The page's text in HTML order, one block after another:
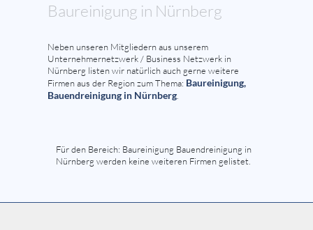
Baureinigung in Nürnberg
Neben unseren Mitgliedern aus unserem
Unternehmernetzwerk / Business Netzwerk in
Nürnberg listen wir natürlich auch gerne weitere
Firmen aus der Region zum Thema: Baureinigung,
Bauendreinigung in Nürnberg.
Für den Bereich: Baureinigung Bauendreinigung in
Nürnberg werden keine weiteren Firmen gelistet.